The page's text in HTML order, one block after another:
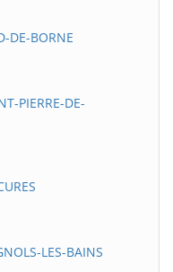
DE-BORNE
PIERRE-DE-
LES-BAINS